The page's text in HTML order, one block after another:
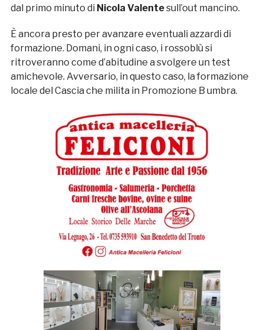
dal primo minuto di Nicola Valentesull’out mancino.
È ancora presto per avanzare eventuali azzardi di
formazione. Domani, in ogni caso, i rossoblù si
ritroveranno come d’abitudine a svolgere un test
amichevole. Avversario, in questo caso, la formazione
locale del Cascia che milita in Promozione B umbra.